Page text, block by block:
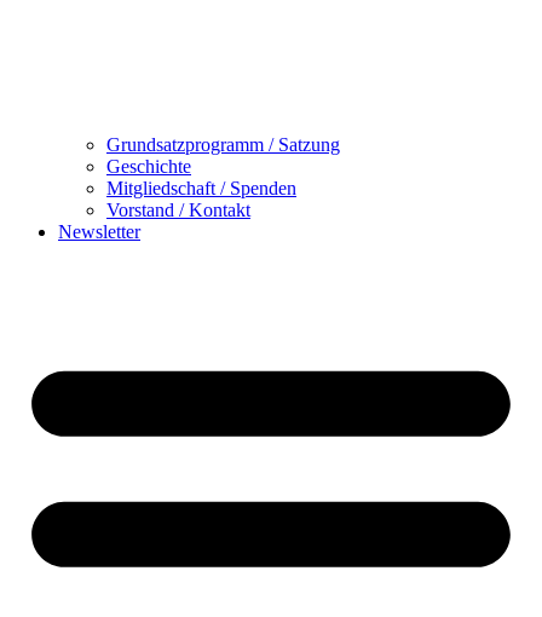
Grundsatzprogramm / Satzung
Geschichte
Mitgliedschaft / Spenden
Vorstand / Kontakt
Newsletter